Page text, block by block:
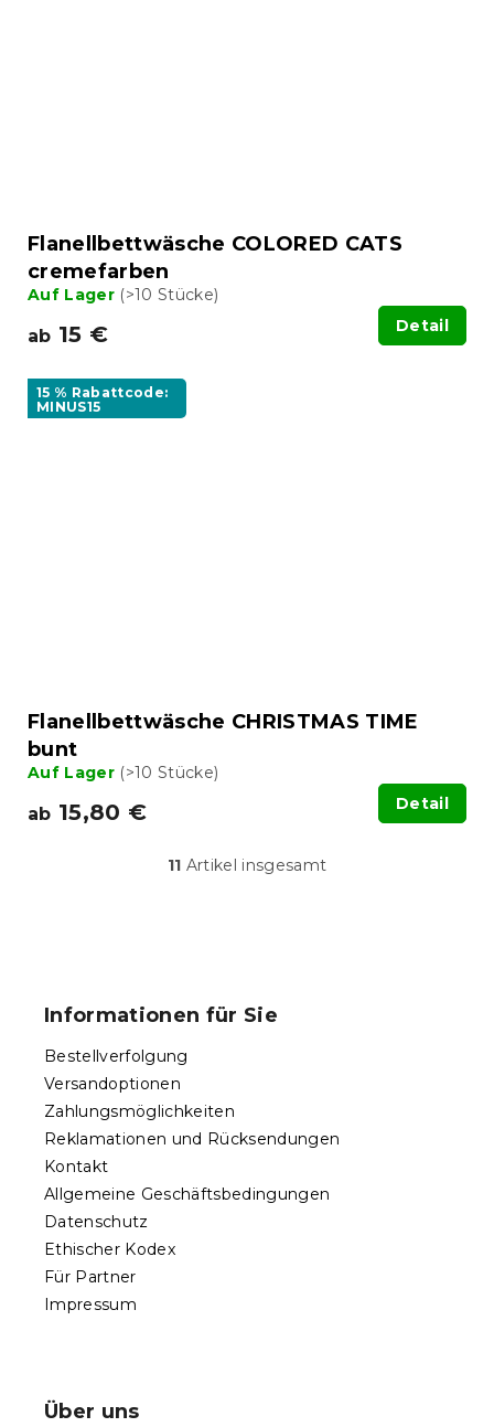
Flanellbettwäsche COLORED CATS
cremefarben
Auf Lager (>10 Stücke)
ab 15 € Detail
15 % Rabattcode:
MINUS15
Flanellbettwäsche CHRISTMAS TIME
bunt
Auf Lager (>10 Stücke)
ab 15,80 € Detail
S
l
e
e
11 Artikel insgesamt
Informationen für Sie
Bestellverfolgung
Versandoptionen
Zahlungsmöglichkeiten
Reklamationen und Rücksendungen
Kontakt
Allgemeine Geschäftsbedingungen
Datenschutz
Ethischer Kodex
Für Partner
Impressum
Über uns